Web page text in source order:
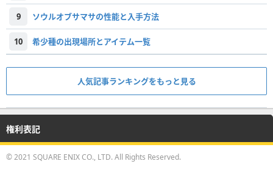
9 ソウルオブサマサの性能と入手方法
10 希少種の出現場所とアイテム一覧
人気記事ランキングをもっと見る
権利表記
© 2021 SQUARE ENIX CO., LTD. All Rights Reserved.